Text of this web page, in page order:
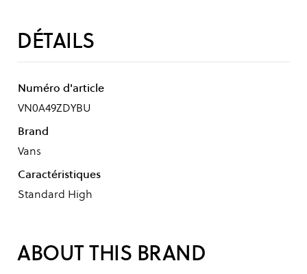
DÉTAILS
Numéro d'article
VN0A49ZDYBU
Brand
Vans
Caractéristiques
Standard High
ABOUT THIS BRAND